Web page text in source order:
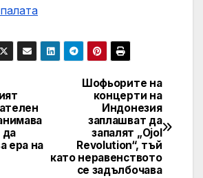
Шофьорите на
концерти на
Индонезия
заплашват да
запалят „Ojol
Revolution“, тъй
като неравенството
се задълбочава
да
ера на